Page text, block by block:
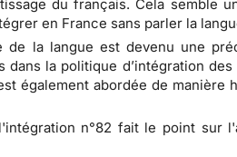
du français. Cela semble
en France sans parler la
de la langue est devenu une
dans la politique d’intégration
également abordée de manière
n°82 fait le point sur